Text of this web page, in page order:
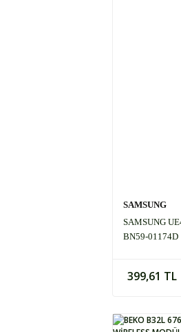
SAMSUNG
SAMSUNG
BN59-01174D
399,61 TL